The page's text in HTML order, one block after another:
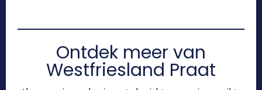
Ontdek meer van
Westfriesland Praat